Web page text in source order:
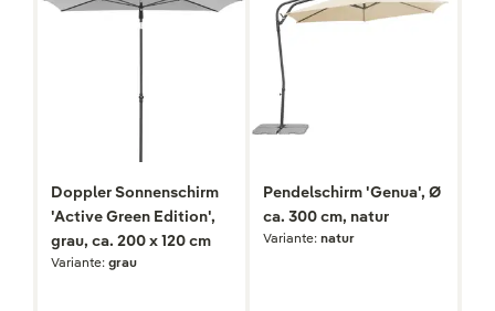
Doppler Sonnenschirm
'Active Green Edition',
grau, ca. 200 x 120 cm
Variante: grau
Pendelschirm 'Genua', Ø
ca. 300 cm, natur
Variante: natur